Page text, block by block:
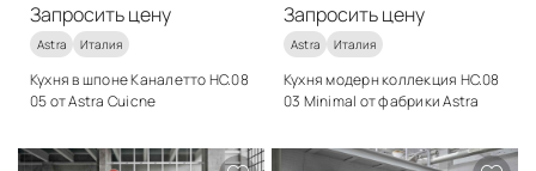
Запросить цену
Astra Италия
Кухня в шпоне Каналетто HC.08
05 от Astra Cuicne
модерн
Запросить цену
Astra Италия
Кухня модерн коллекция HC.08
03 Minimal от фабрики Astra
модерн